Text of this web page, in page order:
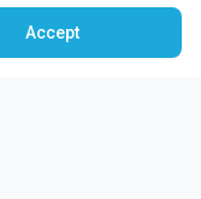
Accept